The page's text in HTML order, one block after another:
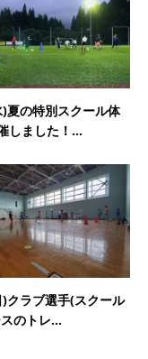
夏の特別スクール体
しました！...
クラブ選手(スクール
のトレ...